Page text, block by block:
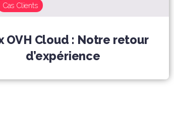
Cas Clients
OVH Cloud : Notre retour
d’expérience